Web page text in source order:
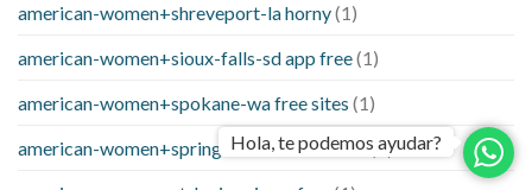
american-women+shreveport-la horny(1)
american-women+sioux-falls-sd app free(1)
american-women+spokane-wa free sites (1)
american-women+springfield-sd for adults(1)
Hola, te podemos ayudar?